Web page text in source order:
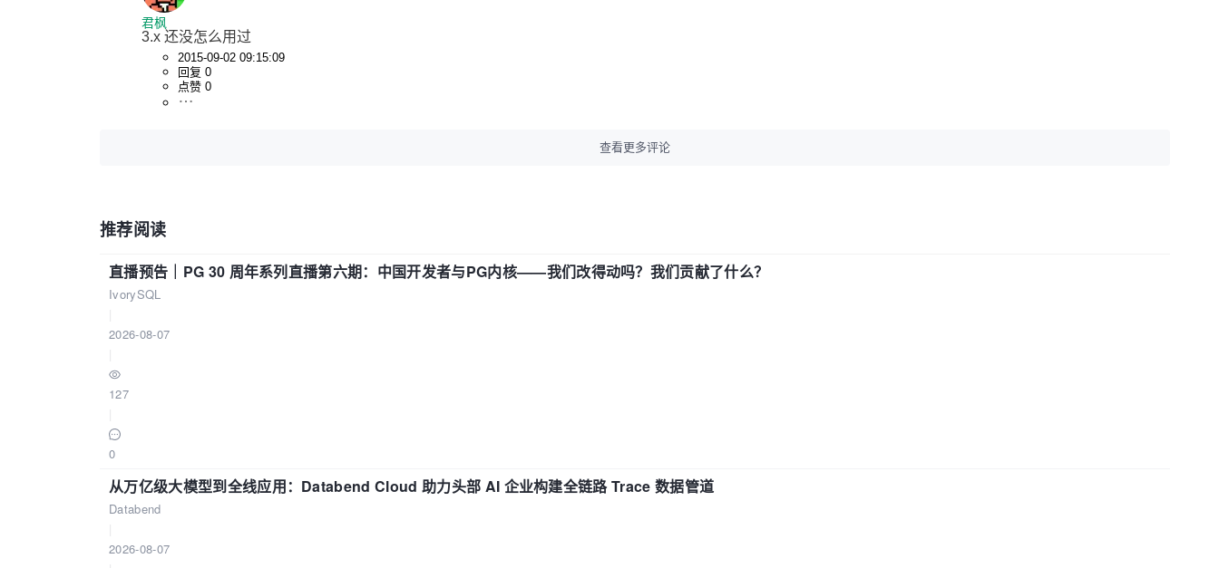
君枫
3.x 还没怎么用过
2015-09-02 09:15:09
回复 0
点赞 0
查看更多评论
推荐阅读
直播预告｜PG 30 周年系列直播第六期：中国开发者与PG内核——我们改得动吗？我们贡献了什么？
IvorySQL
2026-08-07
127
0
从万亿级大模型到全线应用：Databend Cloud 助力头部 AI 企业构建全链路 Trace 数据管道
Databend
2026-08-07